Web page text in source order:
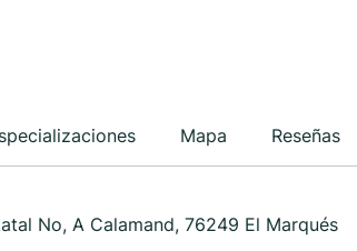
Mapa Reseñas
No, A Calamand, 76249 El Marqués